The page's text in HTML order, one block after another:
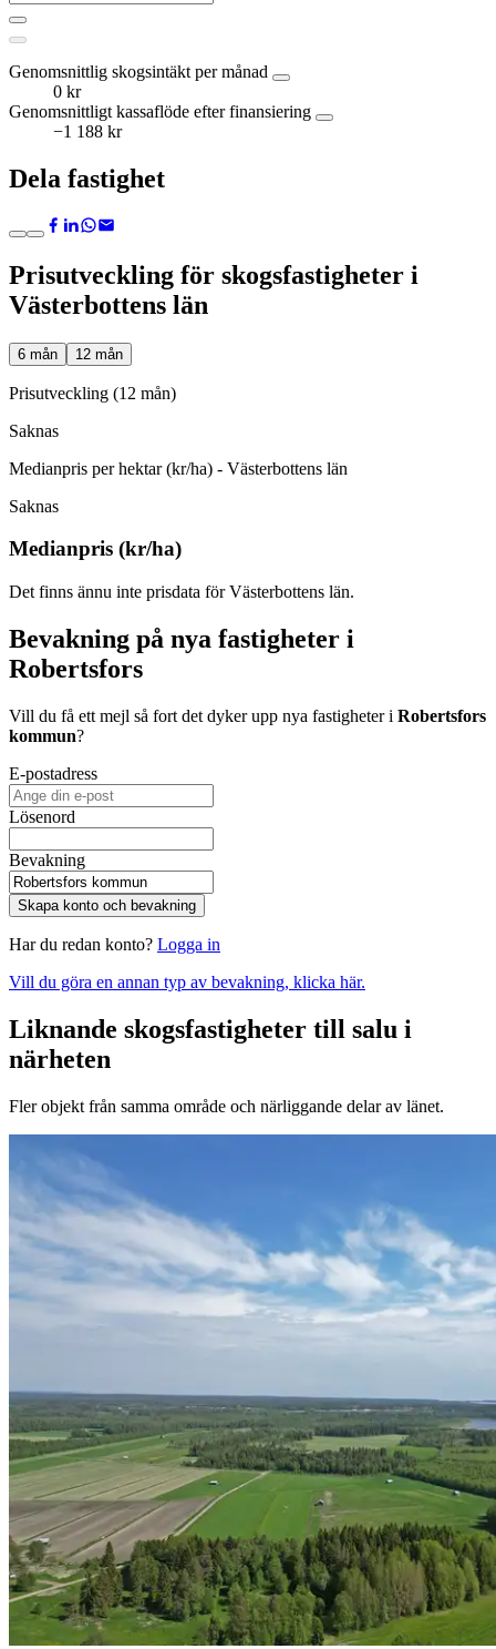
Genomsnittlig skogsintäkt per månad
0 kr
Genomsnittligt kassaflöde efter finansiering
−1 188 kr
Dela fastighet
Prisutveckling för skogsfastigheter i
Västerbottens län
6 mån 12 mån
Prisutveckling (12 mån)
Saknas
Medianpris per hektar (kr/ha) - Västerbottens län
Saknas
Medianpris (kr/ha)
Det finns ännu inte prisdata för Västerbottens län.
Bevakning på nya fastigheter i
Robertsfors
Vill du få ett mejl så fort det dyker upp nya fastigheter i Robertsfors
kommun?
E-postadress
Lösenord
Bevakning
Skapa konto och bevakning
Har du redan konto? Logga in
Vill du göra en annan typ av bevakning, klicka här.
Liknande skogsfastigheter till salu i
närheten
Fler objekt från samma område och närliggande delar av länet.